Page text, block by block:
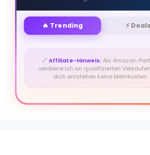
🔥 Trending ⚡ Deals
🔗Affiliate-Hinweis:Als Amazon-
verdiene ich an qualifizierten
dich entstehen keine Mehrkosten.